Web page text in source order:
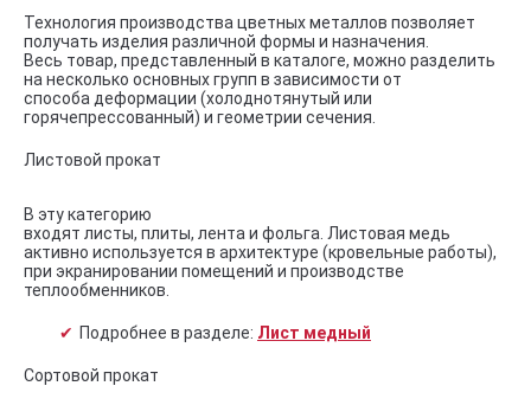
Технология производства цветных металлов позволяет
получать изделия различной формы и назначения.
Весь товар, представленный в каталоге, можно разделить
на несколько основных групп в зависимости от
способа деформации (холоднотянутый или
горячепрессованный) и геометрии сечения.
Листовой прокат
В эту категорию
входят листы, плиты, лента и фольга. Листовая медь
активно используется в архитектуре (кровельные работы),
при экранировании помещений и производстве
теплообменников.
Подробнее в разделе: Лист медный
Сортовой прокат